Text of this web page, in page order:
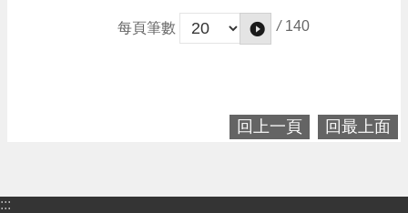
每頁筆數 / 140
回上一頁 回最上面
:::